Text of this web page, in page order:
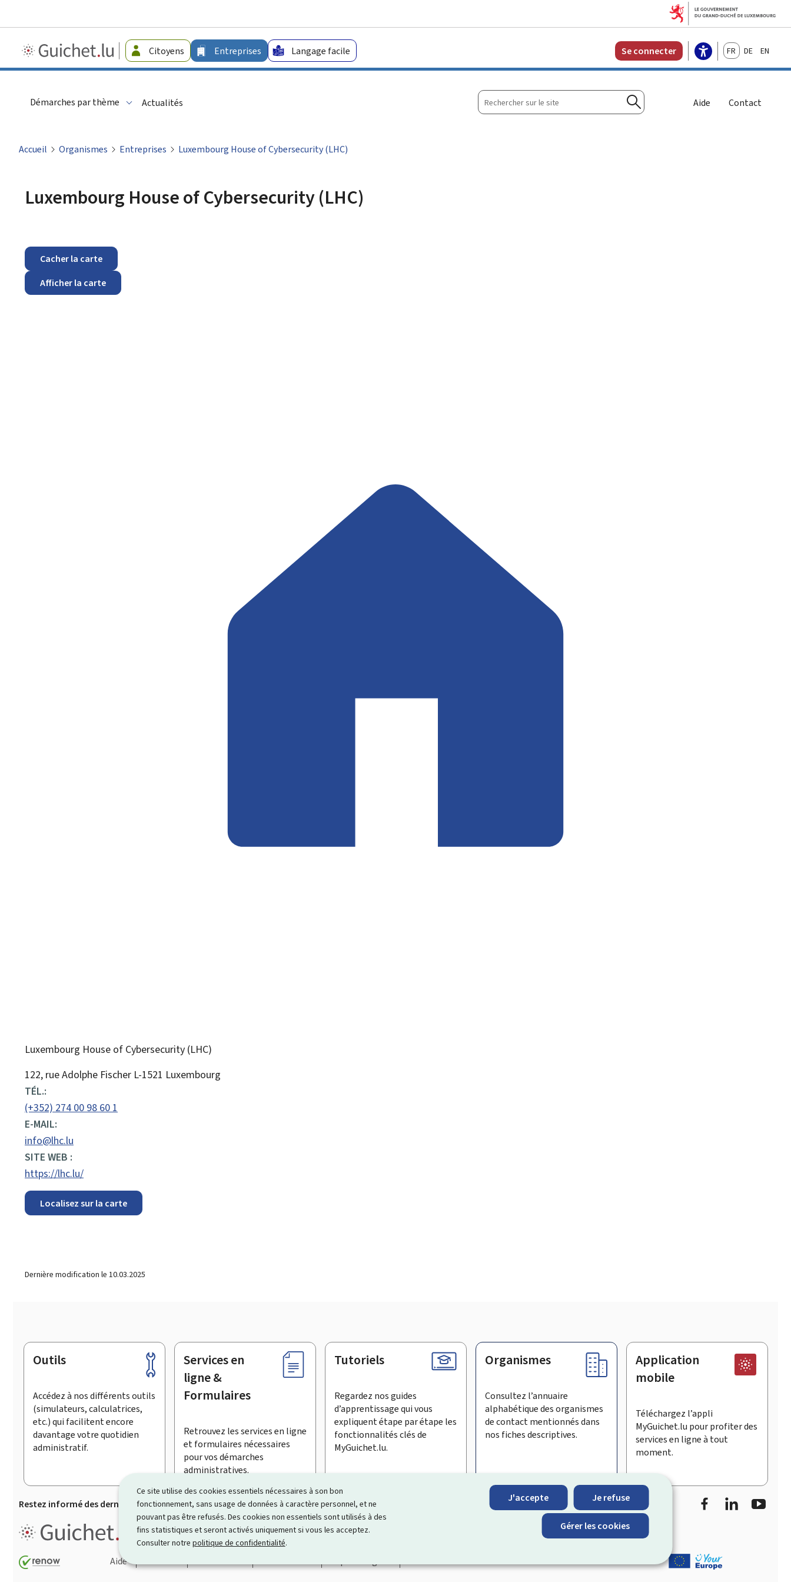
Ce site utilise des cookies essentiels nécessaires à son bon
fonctionnement, sans usage de données à caractère personnel, et ne
pouvant pas être refusés. Des cookies non essentiels sont utilisés à des
fins statistiques et seront activés uniquement si vous les acceptez.
Consulter notre politique de confidentialité.
J'accepte Je refuse
Gérer les cookies
Guichet.lu
-
Citoyens Entreprises Langage facile Se connecter FrançaisDeutschEnglish
Démarches par thème Actualités
Rechercher
sur
Rechercher
Aide Contact
Accueil Organismes Entreprises Luxembourg House of Cybersecurity (LHC)
Luxembourg House of Cybersecurity (LHC)
Cacher la carte
Afficher la carte
Luxembourg House of Cybersecurity (LHC)
ADRESSE
:
122, rue Adolphe Fischer L-1521 Luxembourg
TÉL.:
(+352) 274 00 98 60 1
E-MAIL:
info@lhc.lu
SITE WEB :
https://lhc.lu/
Localisez sur la carte
Dernière modification le 10.03.2025
Pied
page
Outils
Accédez à nos différents outils
(simulateurs, calculatrices,
etc.) qui facilitent encore
davantage votre quotidien
administratif.
Services en
ligne &
Formulaires
Retrouvez les services en ligne
et formulaires nécessaires
pour vos démarches
administratives.
Tutoriels
Regardez nos guides
d’apprentissage qui vous
expliquent étape par étape les
fonctionnalités clés de
MyGuichet.lu.
Organismes
Consultez l’annuaire
alphabétique des organismes
de contact mentionnés dans
nos fiches descriptives.
Application
mobile
Téléchargez l’appli
MyGuichet.lu pour profiter des
services en ligne à tout
moment.
Restez informé des dernières actualités de Guichet.lu S’inscrire à la newsletter
FacebookLinkedIn
Guichet.lu est un ensemble de pages Internet qui vous aide à
informe sur les
démarches administratives.
Aide